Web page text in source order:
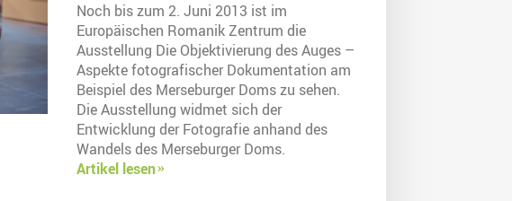
Noch bis zum 2. Juni 2013 ist im
Europäischen Romanik Zentrum die
Ausstellung Die Objektivierung des Auges –
Aspekte fotografischer Dokumentation am
Beispiel des Merseburger Doms zu sehen.
Die Ausstellung widmet sich der
Entwicklung der Fotografie anhand des
Wandels des Merseburger Doms.
Artikel lesen